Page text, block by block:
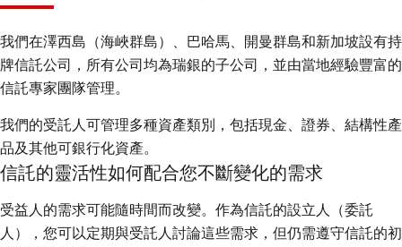
我們在澤西島（海峽群島）、巴哈馬、開曼群島和新加坡設有持
牌信託公司，所有公司均為瑞銀的子公司，並由當地經驗豐富的
信託專家團隊管理。
我們的受託人可管理多種資產類別，包括現金、證券、結構性產
品及其他可銀行化資產。
信託的靈活性如何配合您不斷變化的需求
受益人的需求可能隨時間而改變。作為信託的設立人（委託
人），您可以定期與受託人討論這些需求，但仍需遵守信託的初